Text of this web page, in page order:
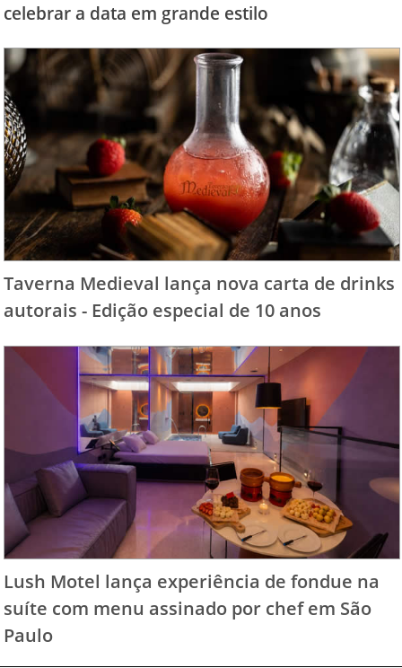
celebrar a data em grande estilo
Taverna Medieval lança nova carta de drinks
autorais - Edição especial de 10 anos
Lush Motel lança experiência de fondue na
suíte com menu assinado por chef em São
Paulo